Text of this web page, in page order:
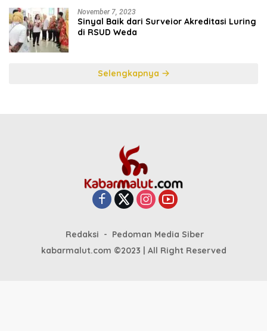
November 7, 2023
Sinyal Baik dari Surveior Akreditasi Luring
di RSUD Weda
Selengkapnya
Redaksi
Pedoman Media Siber
kabarmalut.com ©2023 | All Right Reserved